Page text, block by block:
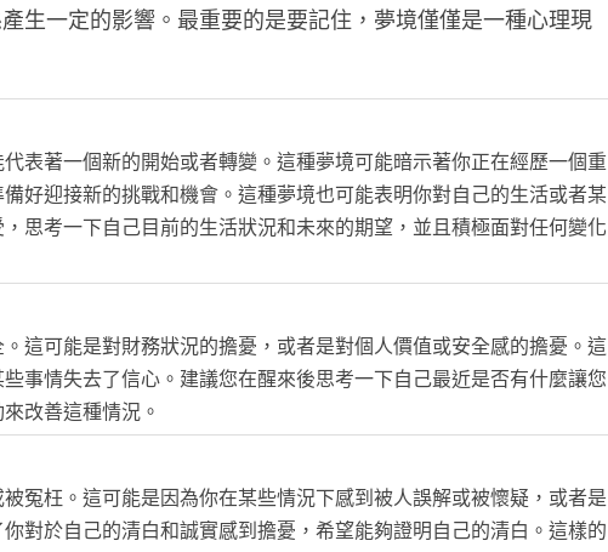
生一定的影響。最重要的是要記住，夢境僅僅是一種心理現
表著一個新的開始或者轉變。這種夢境可能暗示著你正在經歷一個重
好迎接新的挑戰和機會。這種夢境也可能表明你對自己的生活或者某
思考一下自己目前的生活狀況和未來的期望，並且積極面對任何變化
這可能是對財務狀況的擔憂，或者是對個人價值或安全感的擔憂。這
事情失去了信心。建議您在醒來後思考一下自己最近是否有什麼讓您
改善這種情況。
冤枉。這可能是因為你在某些情況下感到被人誤解或被懷疑，或者是
對於自己的清白和誠實感到擔憂，希望能夠證明自己的清白。這樣的